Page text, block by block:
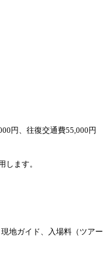
円、往復交通費55,000円
します。
地ガイド、入場料（ツアー